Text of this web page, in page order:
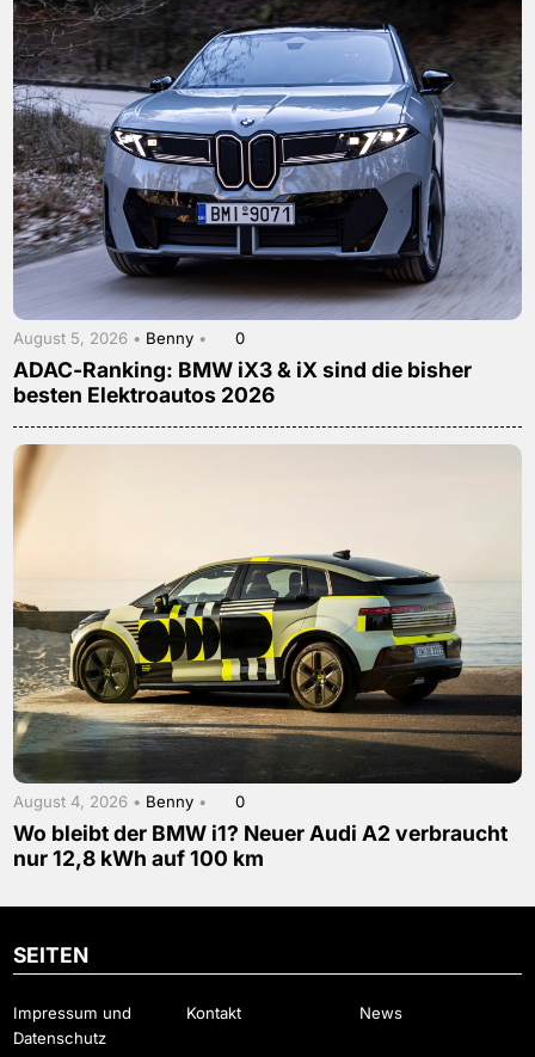
August 5, 2026 • Benny • 0
ADAC-Ranking: BMW iX3 & iX sind die bisher
besten Elektroautos 2026
August 4, 2026 • Benny • 0
Wo bleibt der BMW i1? Neuer Audi A2 verbraucht
nur 12,8 kWh auf 100 km
SEITEN
Impressum und
Datenschutz
Kontakt News